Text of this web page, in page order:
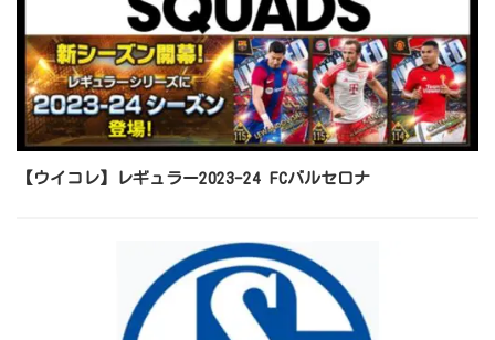
【ウイコレ】レギュラー2023-24 FCバルセロナ